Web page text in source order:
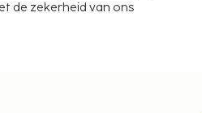
de zekerheid van ons